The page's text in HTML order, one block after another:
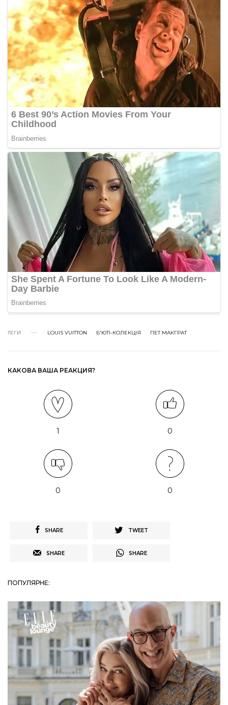
ТЕГИ LOUIS VUITTON Б'ЮТІ-КОЛЕКЦІЯ ПЕТ МАКГРАТ
КАКОВА ВАША РЕАКЦИЯ?
1 0
0 0
SHARE TWEET
SHARE SHARE
ПОПУЛЯРНЕ: